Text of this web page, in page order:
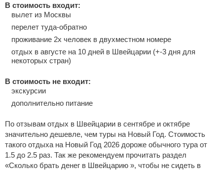
В стоимость входит:
вылет из Москвы
перелет туда-обратно
проживание 2х человек в двухместном номере
отдых в августе на 10 дней в Швейцарии (+-3 дня для
некоторых стран)
В стоимость не входит:
экскурсии
дополнительно питание
По отзывам отдых в Швейцарии в сентябре и октябре
значительно дешевле, чем туры на Новый Год. Стоимость
такого отдыха на Новый Год 2026 дороже обычного тура от
1.5 до 2.5 раз. Так же рекомендуем прочитать раздел
«Сколько брать денег в Швейцарию », чтобы не сидеть в